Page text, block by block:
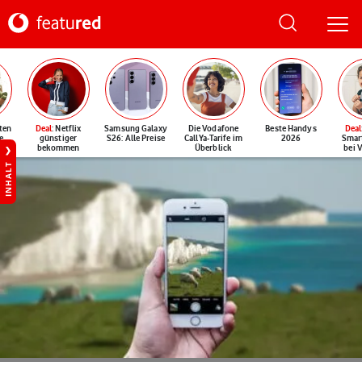
Deal: Netflix
günstiger
bekommen
Samsung Galaxy
S26: Alle Preise
Die Vodafone
CallYa-Tarife im
Überblick
Beste Handys
2026
Deal
bei
INHALT